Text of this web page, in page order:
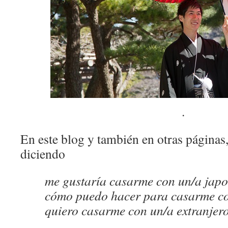
.
En este blog y también en otras
diciendo
me gustaría casarme con un/a
cómo puedo hacer para casarme
quiero casarme con un/a